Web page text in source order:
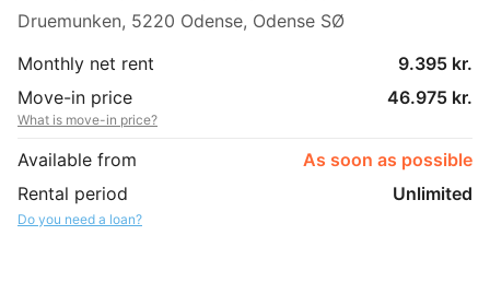
Druemunken, 5220 Odense, Odense SØ
Monthly net rent
9.395 kr.
Move-in price
46.975 kr.
What is move-in price?
Available from
As soon as possible
Rental period
Unlimited
Do you need a loan?